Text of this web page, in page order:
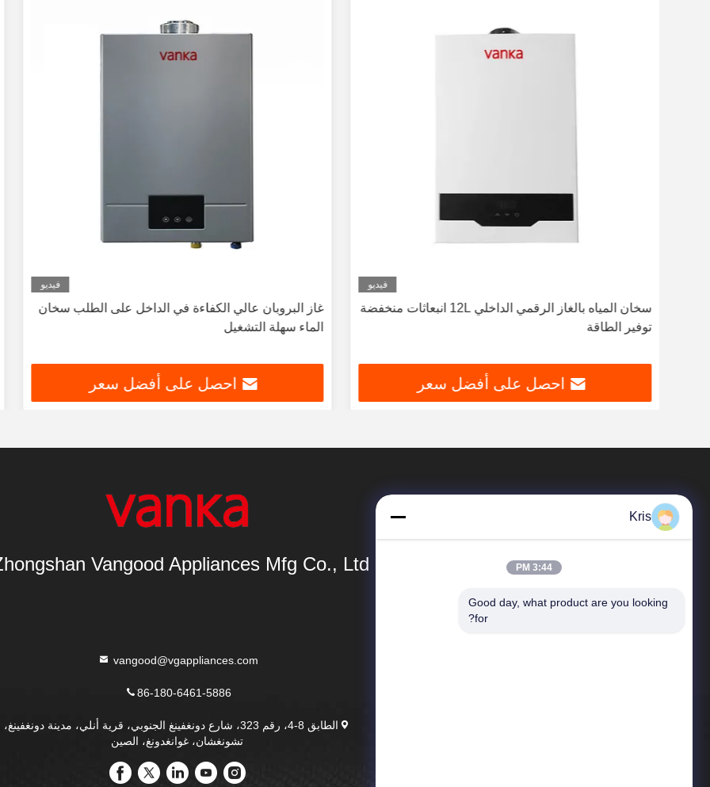
فيديو
سخان المياه بالغاز الرقمي الداخلي 12L انبعاثات منخفضة
توفير الطاقة
احصل على أفضل سعر
فيديو
غاز البروبان عالي الكفاءة في الداخل على الطلب سخان
الماء سهلة التشغيل
احصل على أفضل سعر
Vangood Appliances Mfg Co., Ltd.
المنتجات
vangood@vgappliances.com
86-180-6461-5886
الطابق 8-4، رقم 323، شارع دونغفينغ الجنوبي، قرية أنلي، مدينة دونغفينغ،
تشونغشان، غوانغدونغ، الصين
Kris
3:44 PM
Good day, what product are you looking
for?